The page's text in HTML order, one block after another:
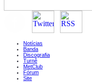
Notícias
Banda
Discografia
Turnê
MetClub
Fórum
Site